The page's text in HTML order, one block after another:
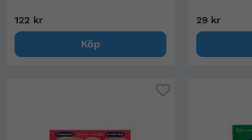
122 kr
Köp
29 kr